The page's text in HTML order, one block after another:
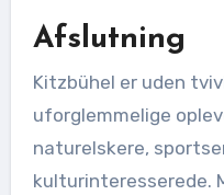
Afslutning
Kitzbühel er uden
uforglemmelige
naturelskere,
kulturinteresserede.